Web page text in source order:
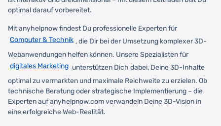
optimal darauf vorbereitet.
Mit anyhelpnow findest Du professionelle Experten für
Computer & Technik , die Dir bei der Umsetzung komplexer 3D-
Webanwendungen helfen können. Unsere Spezialisten für
digitales Marketing unterstützen Dich dabei, Deine 3D-Inhalte
optimal zu vermarkten und maximale Reichweite zu erzielen. Ob
technische Beratung oder strategische Implementierung – die
Experten auf anyhelpnow.com verwandeln Deine 3D-Vision in
eine erfolgreiche Web-Realität.